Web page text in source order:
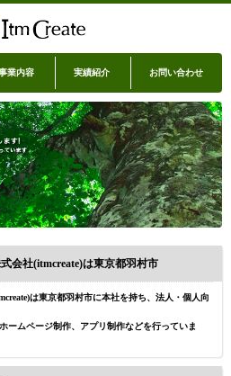
業内容 実績紹介 お問い合わせ
会社(itmcreate)は東京都羽村市
は東京都羽村市に本社を持ち、法人・個人向
ームページ制作、アプリ制作などを行っていま